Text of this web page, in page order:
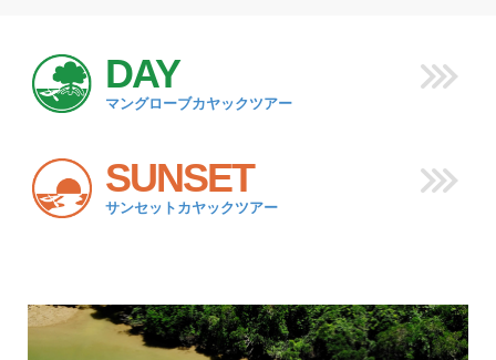
DAY
マングローブカヤックツアー
SUNSET
サンセットカヤックツアー